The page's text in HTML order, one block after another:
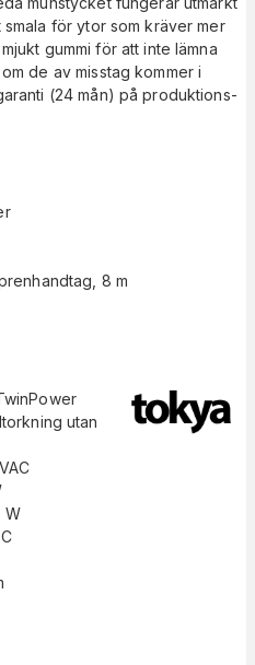
för ytor som kräver mer
gummi för att inte lämna
de av misstag kommer i
(24 mån) på produktions-
8 m
utan
W